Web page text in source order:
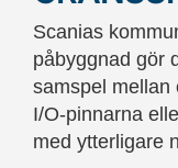
Scanias
påbyggnad gör
samspel mellan
I/O-pinnarna
med ytterligare